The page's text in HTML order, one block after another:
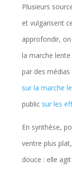
Plusieurs
et vulgarisent
approfondir,
la marche
par des
sur la marche
public sur les
En synthèse,
ventre plus
douce : elle